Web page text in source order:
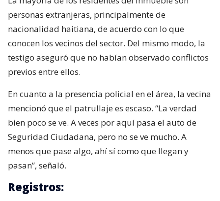
personas extranjeras, principalmente de
nacionalidad haitiana, de acuerdo con lo que
conocen los vecinos del sector. Del mismo modo, la
testigo aseguró que no habían observado conflictos
previos entre ellos.
En cuanto a la presencia policial en el área, la vecina
mencionó que el patrullaje es escaso. “La verdad
bien poco se ve. A veces por aquí pasa el auto de
Seguridad Ciudadana, pero no se ve mucho. A
menos que pase algo, ahí sí como que llegan y
pasan”, señaló.
Registros: